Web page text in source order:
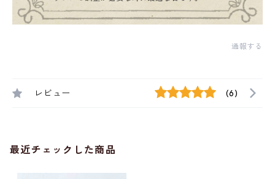
通報する
レビュー (6)
最近チェックした商品